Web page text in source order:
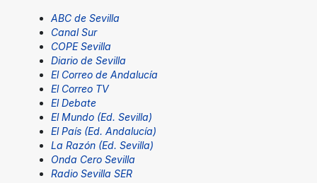
ABC de Sevilla
Canal Sur
COPE Sevilla
Diario de Sevilla
El Correo de Andalucía
El Correo TV
El Debate
El Mundo (Ed. Sevilla)
El País (Ed. Andalucía)
La Razón (Ed. Sevilla)
Onda Cero Sevilla
Radio Sevilla SER